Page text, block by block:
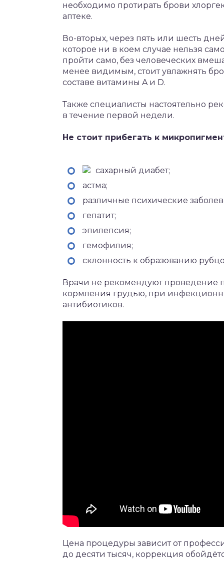
необходимо протирать брови
аптеке.
Во-вторых, через пять или шесть
которое ни в коем случае нельзя
пройти само, без человеческих
менее видимым, стоит увлажнять
составе витамины A и D.
Также специалисты настоятельно
в течение первой недели.
Не стоит прибегать к
сахарный диабет;
астма;
различные психические
гепатит;
эпилепсия;
гемофилия;
склонность к образованию
Врачи не рекомендуют проведение
кормления грудью, при
антибиотиков.
Цена процедуры зависит от
до десяти тысяч, коррекция